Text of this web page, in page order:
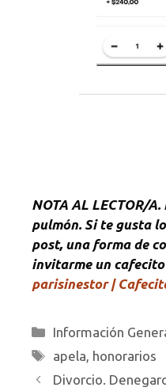
NOTA AL LECTOR/
pulmón. Si te gusta
post, una forma de
invitarme un
parisinestor |
Categorías
Información
Etiquetas
apela, honorarios
Divorcio.